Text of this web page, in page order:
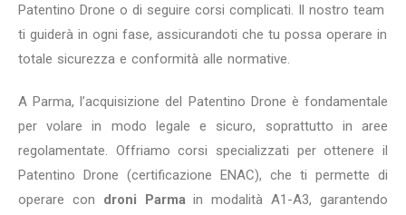
Patentino Drone o di seguire corsi complicati. Il nostro team
ti guiderà in ogni fase, assicurandoti che tu possa operare in
totale sicurezza e conformità alle normative.
A Parma, l’acquisizione del Patentino Drone è fondamentale
per volare in modo legale e sicuro, soprattutto in aree
regolamentate. Offriamo corsi specializzati per ottenere il
Patentino Drone (certificazione ENAC), che ti permette di
operare con droni Parmain modalità A1-A3, garantendo